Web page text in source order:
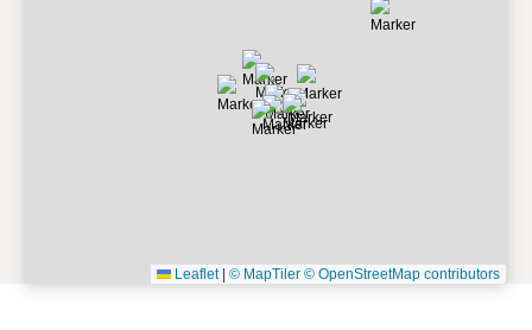
Leaflet © MapTiler © OpenStreetMap contributors